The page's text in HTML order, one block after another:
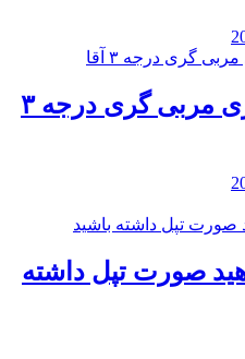
کلاس تئوری مربی گری درجه ۳
صورت تپل داشته